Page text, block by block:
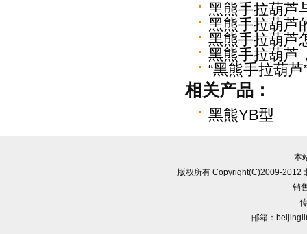
黑熊手拉葫芦
黑熊手拉葫芦
黑熊手拉葫芦
黑熊手拉葫芦
“黑熊手拉葫
相关产品：
黑熊YB型
本
版权所有 Copyright(C)2009-2012
销
邮箱：